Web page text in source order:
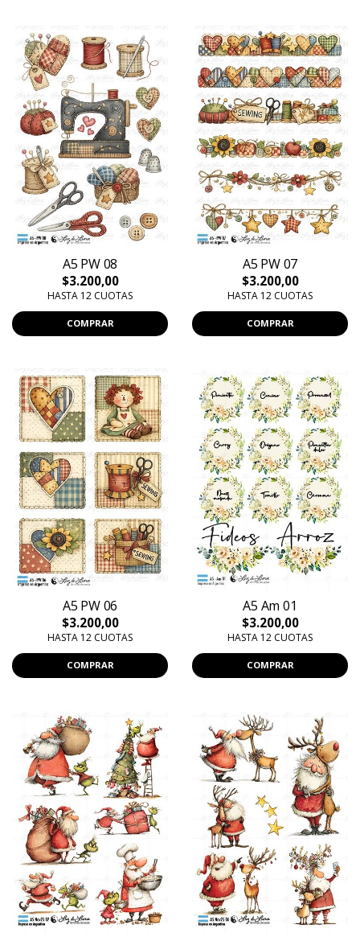
A5 PW 08
$3.200,00
HASTA 12 CUOTAS
COMPRAR
A5 PW 07
$3.200,00
HASTA 12 CUOTAS
COMPRAR
A5 PW 06
$3.200,00
HASTA 12 CUOTAS
COMPRAR
A5 Am 01
$3.200,00
HASTA 12 CUOTAS
COMPRAR